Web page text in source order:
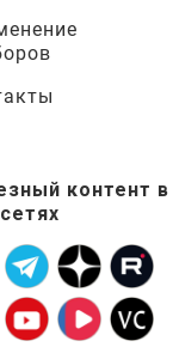
контент в